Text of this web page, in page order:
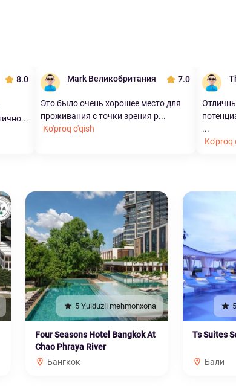
8.0 Mark Великобритания 7.0
Это было очень хорошее место для
проживания с точки зрения р...
Ko'proq o'qish
...
Ko'proq
5 Yulduzli mehmonxona
Four Seasons Hotel Bangkok At
Chao Phraya River
Бангкок
Ts Suites
Бали